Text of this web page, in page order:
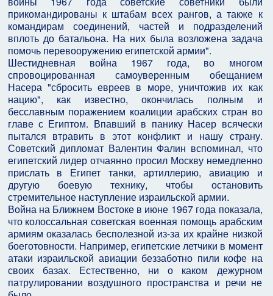
прикомандированы к штабам всех рангов, а также к
командирам соединений, частей и подразделений
вплоть до батальона. На них была возложена задача
помочь перевооружению египетской армии".
Шестидневная война 1967 года, во многом
спровоцированная самоуверенным обещанием
Насера "сбросить евреев в море, уничтожив их как
нацию", как известно, окончилась полным и
бесславным поражением коалиции арабских стран во
главе с Египтом. Впавший в панику Насер всячески
пытался втравить в этот конфликт и нашу страну.
Советский дипломат Валентин Фалин вспоминал, что
египетский лидер отчаянно просил Москву немедленно
прислать в Египет танки, артиллерию, авиацию и
другую боевую технику, чтобы остановить
стремительное наступление израильской армии.
Война на Ближнем Востоке в июне 1967 года показала,
что колоссальная советская военная помощь арабским
армиям оказалась бесполезной из-за их крайне низкой
боеготовности. Например, египетские летчики в момент
атаки израильской авиации беззаботно пили кофе на
своих базах. Естественно, ни о каком дежурном
патрулировании воздушного пространства и речи не